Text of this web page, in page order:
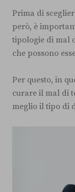
Prima di
però, è
tipologie di mal
che possono
Per questo, in
curare il mal di
meglio il tipo di